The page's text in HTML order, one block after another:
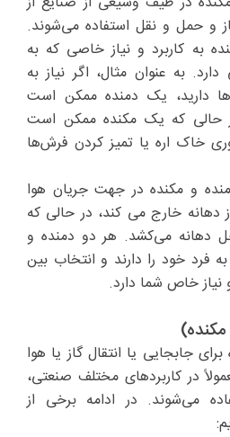
و حمل و نقل استفاده می‌شوند.
به کاربرد و نیاز خاصی که به
به عنوان مثال، اگر نیاز به
دارید، یک دمنده ممکن است
حالی که یک مکنده ممکن است
خاک اره یا تمیز کردن فرش‌ها
و مکنده در جهت جریان هوا
دهانه خارج می کند، در حالی که
دهانه می‌کشد. هر دو دمنده و
فرد خود را دارند و انتخاب بین
خاص شما دارد.
مکنده)
جابجایی یا انتقال گاز یا هوا
در کاربردهای مختلف صنعتی،
می‌شوند. در ادامه برخی از